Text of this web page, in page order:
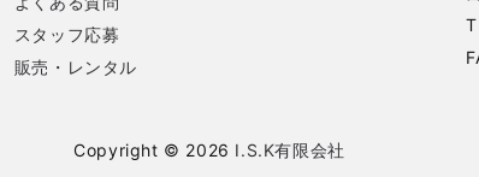
スタッフ応募
販売・レンタル
Copyright © 2026 I.S.K有限会社